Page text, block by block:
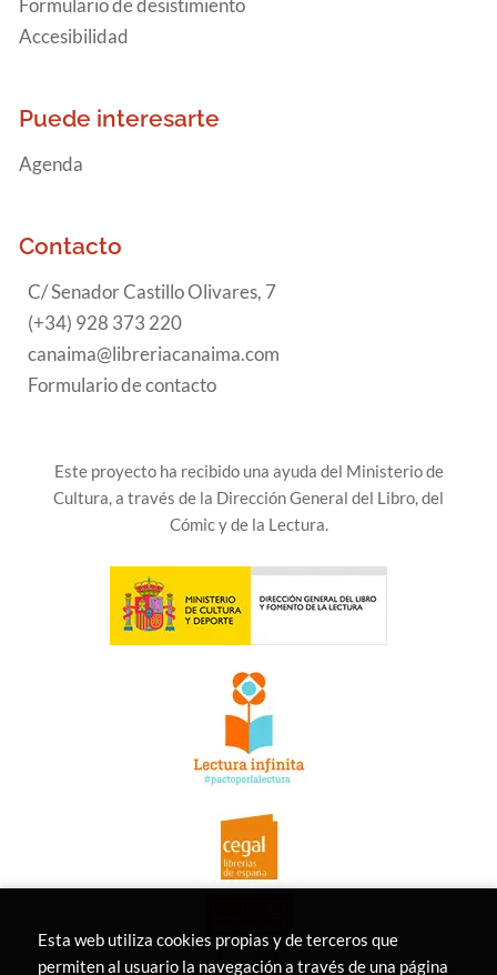
Formulario de desistimiento
Accesibilidad
Puede interesarte
Agenda
Contacto
C/ Senador Castillo Olivares, 7
(+34) 928 373 220
canaima@libreriacanaima.com
Formulario de contacto
Este proyecto ha recibido una ayuda del Ministerio de
Cultura, a través de la Dirección General del Libro, del
Cómic y de la Lectura.
Esta web utiliza cookies propias y de terceros que
permiten al usuario la navegación a través de una página